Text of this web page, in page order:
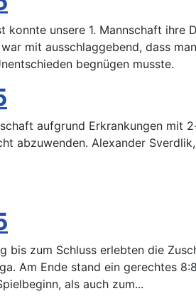
unsere 1. Mannschaft
mit ausschlaggebend, dass
begnügen musste.
aufgrund Erkrankungen
abzuwenden. Alexander
zum Schluss erlebten die
Am Ende stand ein gerechtes
als auch zum...